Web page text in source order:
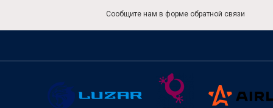
Сообщите нам в форме обратной связи